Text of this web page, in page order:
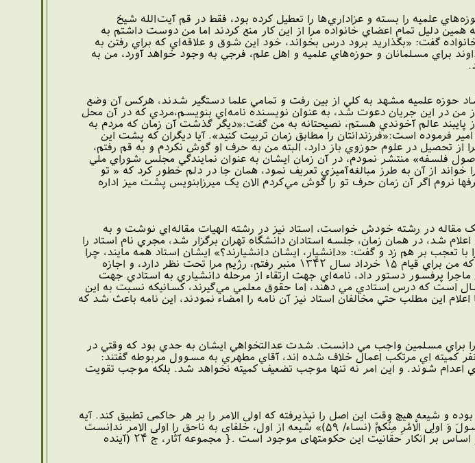
علميه را بسته و عزاداري‌ها را تعطيل کرده بود، فقط در قم آيت‌الله شيخ
همين دليل تمام اعضاي خانواده مرا از اين کار منع کردند اما من دوست داشتم به
گفت: «بگذاريد برود درس بخواند، خود اين شوق و علاقه‌اي که براي رفتن به
براي مسلمانان و حوزه‌هاي علميه و اهل علم، فرجي به وجود خواهد آورد، من به
حوزه علميه مشهد به کلي از بين رفت و تمامي علما دستگير شدند، هرکس آن وضع
من در اين جريان دعوت شد،‌ به عنوان نويسنده‌ نامه‌اي بنويسم،‌مردي که در آن محل
عالم آخوندي هستم،‌ نصيحتانه به من گفت:«ديگر گذشت آن زمان که مردم به
فرموده است:«فرزندانتان را مطابق زمان تربيت کنيد». آيا ديگران که پشت اين
سعي نمود مرا از تحصيل در علوم حوزوي باز دارد، البته من به حرف او گوش نکردم و به قم رفتم،‌
نام «اصول فلسفه» منتشر نمودم، در آن زمان ايشان به عنوان نمايندگي مجلس شوراي ملي
از آن به طرز مبالغه‌آميزي تعريف نمود،‌ همان جا در دلم خطور کرد که « تو
نروم اگر آن زمان حرف تو را گوش مي‌کردم الان يک ميرزابنويس پشت ميز اداره
يک مقاله در رشته خودش خواست، استاد نيز در رشته الهيات مقاله‌اي نوشت و به
شد، در همان زمان،‌ جلسه استادان دانشگاه تهران برگزار شد، مجري نام استاد را
تعجب بر هم زد و گفت: «دانشيار، ايشان دانشيارند؟» ايشان استاد همه مايند، چرا
دانشيار؟ بعد از پايان جلسه استاد به ايشان گفتند:«از آنجا که من براي قيام ۱۵ خرداد سال ۱۳۴۲ منبر رفتم، رژيم مرا تحت نظر دارد، و اجازه
ماجرا پرفسور دستور داد، نامه‌اي جهت ارتقاء از مرحله دانشياري به استادي جهت
مقام ايشان تايپ کنند، پس اعلام نمود، «ايشان ۱۵ سال است که درس استادي مي دهند، اما حقوق معلمي مي‌گيرند، کسانيکه نسبت به اين
اين مطلب حتي مخالفان استاد نيز آن نامه را امضاء نمودند، اين نامه باعث شد که
را براي مسلمين واجب مي دانست. شدت عدالتخواهي ايشان به حدي بود كه وقتي در
كميته اي مرتكب اعمال خلاف شده اند، آقاي مطهري به مسوول مربوطه گفتند:
اي اعدام شوند. و اين امر نه تنها موجب تضعيف كميته نخواهد شد. بلكه موجب تقويت
و شیعه هیچ وقت این اصل را نپذیرفته که اولی الامر را بر هر حاکمی تطبیق کند. آیه
قرآن که فرمود: «یا ایهَا الَّذینَ امَنوا اطیعُوا اللَّهَ وَ اطیعُوا الرَّسولَ وَ اولِی الْامْرِ مِنْکمْ (نساء/ ۵۹)» شیعه از اول، خلفای به ناحق را اولی الامر ندانست
یعنی ولایت امر آنها را انکار کرد و تشیع و روحانیت شیعه از اساس بر انکار حقانیت این حکومتهای موجود است .{ مجموعه آثار، ج ۲۴ (آینده